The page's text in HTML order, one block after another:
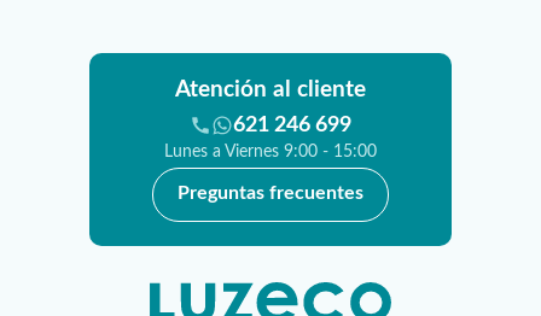
Atención al cliente
621 246 699
Lunes a Viernes 9:00 - 15:00
Preguntas frecuentes